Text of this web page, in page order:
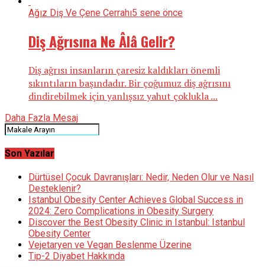
Ağız Diş Ve Çene Cerrahı5 sene önce
Diş Ağrısına Ne Âlâ Gelir?
Diş ağrısı insanların çaresiz kaldıkları önemli
sıkıntıların başındadır. Bir çoğumuz diş ağrısını
dindirebilmek için yanlışsız yahut çoklukla ...
Daha Fazla Mesaj
Son Yazılar
Dürtüsel Çocuk Davranışları: Nedir, Neden Olur ve Nasıl
Desteklenir?
Istanbul Obesity Center Achieves Global Success in
2024: Zero Complications in Obesity Surgery
Discover the Best Obesity Clinic in Istanbul: Istanbul
Obesity Center
Vejetaryen ve Vegan Beslenme Üzerine
Tip-2 Diyabet Hakkında